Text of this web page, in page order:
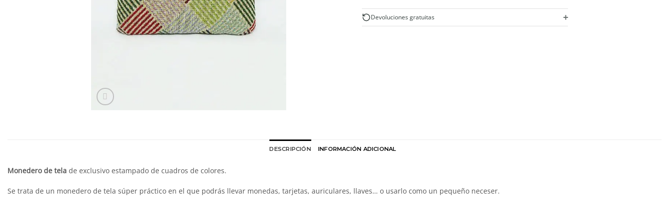
Devoluciones gratuitas +
DESCRIPCIÓN INFORMACIÓN ADICIONAL
Monedero de tela de exclusivo estampado de cuadros de colores.
Se trata de un monedero de tela súper práctico en el que podrás llevar monedas, tarjetas, auriculares, llaves… o usarlo como un pequeño neceser.